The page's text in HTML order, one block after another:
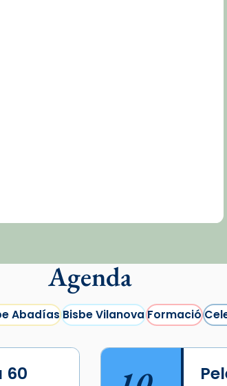
Agenda
AbadíasBisbe VilanovaFormació
60